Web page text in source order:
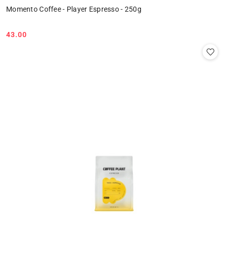
Momento Coffee - Player Espresso - 250g
Cena:
43.00